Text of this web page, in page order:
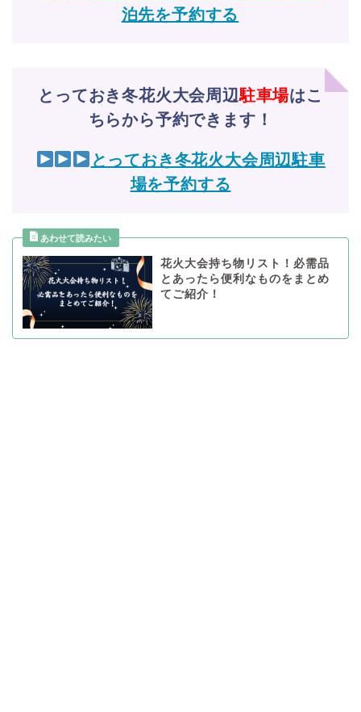
泊先を予約する
とっておき冬花火大会周辺駐車場はこ
ちらから予約できます！
とっておき冬花火大会周辺駐車
場を予約する
花火大会持ち物リスト！必需品
とあったら便利なものをまとめ
てご紹介！